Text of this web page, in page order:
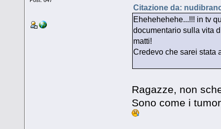
Citazione da:
Ehehehehehe...!!! in tv
documentario sulla vita
matti!
Credevo che sarei stata
Ragazze, non
Sono come i